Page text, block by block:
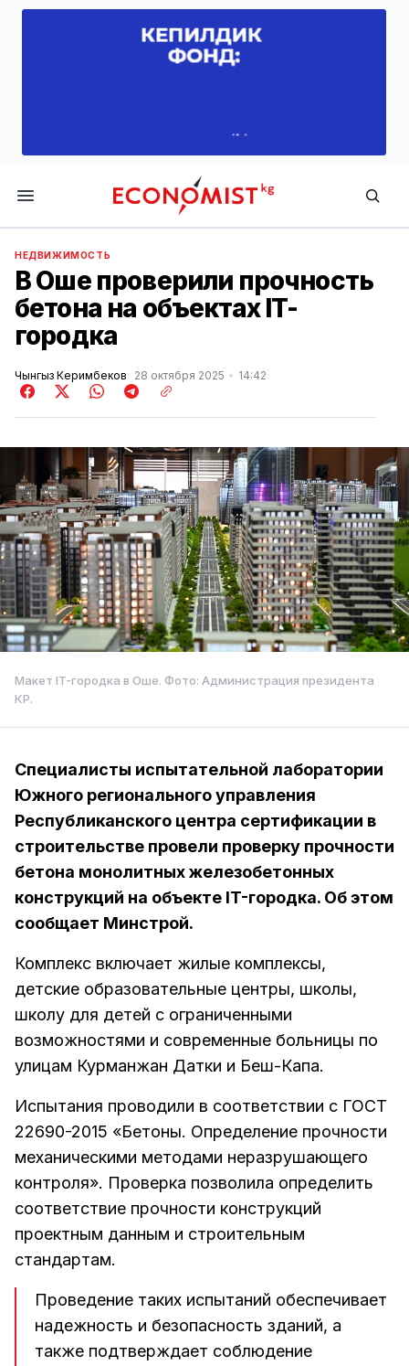
Economist.kg
НЕДВИЖИМОСТЬ
В Оше проверили прочность
бетона на объектах IT-
городка
Чынгыз Керимбеков 28 октября 2025 14:42
Макет IT-городка в Оше. Фото: Администрация президента
КР.
Специалисты испытательной лаборатории
Южного регионального управления
Республиканского центра сертификации в
строительстве провели проверку прочности
бетона монолитных железобетонных
конструкций на объекте IT-городка. Об этом
сообщает Минстрой.
Комплекс включает жилые комплексы,
детские образовательные центры, школы,
школу для детей с ограниченными
возможностями и современные больницы по
улицам Курманжан Датки и Беш-Капа.
Испытания проводили в соответствии с ГОСТ
22690-2015 «Бетоны. Определение прочности
механическими методами неразрушающего
контроля». Проверка позволила определить
соответствие прочности конструкций
проектным данным и строительным
стандартам.
Проведение таких испытаний обеспечивает
надежность и безопасность зданий, а
также подтверждает соблюдение